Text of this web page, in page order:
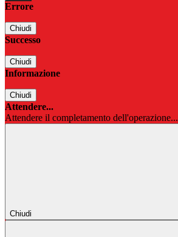
Errore
Chiudi
Successo
Chiudi
Informazione
Chiudi
Attendere...
Attendere il completamento dell'operazione...
Chiudi